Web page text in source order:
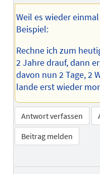
Weil es wieder
Beispiel:
Rechne ich zum
2 Jahre drauf, dann
davon nun 2 Tage, 2
lande erst wieder
Antwort verfassen
Beitrag melden